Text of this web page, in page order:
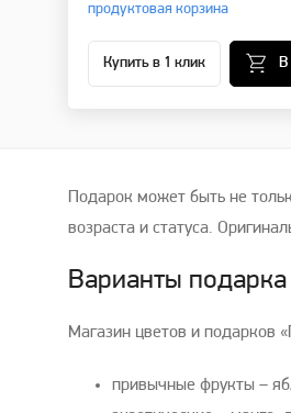
продуктовая корзина
Купить в 1 клик В
Подарок может быть не
возраста и статуса.
Варианты подарка
Магазин цветов и подарков
привычные фрукты –